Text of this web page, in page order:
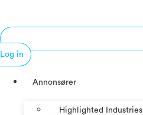
Log in
Annonsører
Highlighted Industries